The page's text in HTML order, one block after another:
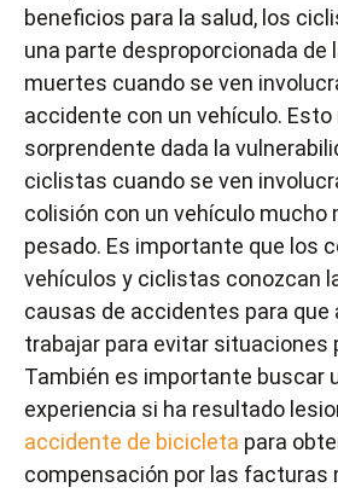
beneficios para la salud, los
una parte desproporcionada de
muertes cuando se ven
accidente con un vehículo. Esto
sorprendente dada la
ciclistas cuando se ven
colisión con un vehículo mucho
pesado. Es importante que los
vehículos y ciclistas conozcan
causas de accidentes para que
trabajar para evitar situaciones
También es importante buscar
experiencia si ha resultado
accidente de bicicleta para
compensación por las facturas